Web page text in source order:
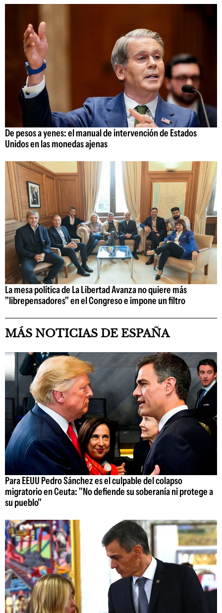
De pesos a yenes: el manual de intervención de Estados
Unidos en las monedas ajenas
La mesa política de La Libertad Avanza no quiere más
"librepensadores" en el Congreso e impone un filtro
MÁS NOTICIAS DE ESPAÑA
Para EEUU Pedro Sánchez es el culpable del colapso
migratorio en Ceuta: "No defiende su soberanía ni protege a
su pueblo"